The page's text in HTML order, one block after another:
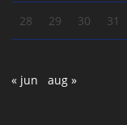
28 29 30 31
« jun aug »